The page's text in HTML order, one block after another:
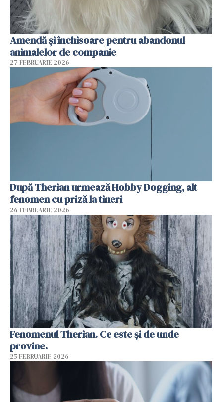
Amendă și închisoare pentru abandonul
animalelor de companie
27 FEBRUARIE 2026
După Therian urmează Hobby Dogging, alt
fenomen cu priză la tineri
26 FEBRUARIE 2026
Fenomenul Therian. Ce este și de unde
provine.
25 FEBRUARIE 2026